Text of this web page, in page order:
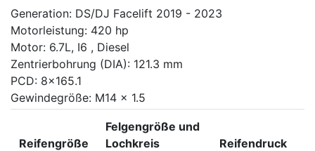
Generation: DS/DJ Facelift 2019 - 2023
Motorleistung: 420 hp
Motor: 6.7L, I6 , Diesel
Zentrierbohrung (DIA): 121.3 mm
PCD: 8x165.1
Gewindegröße: M14 x 1.5
Reifengröße
Felgengröße und
Lochkreis
Reifendruck